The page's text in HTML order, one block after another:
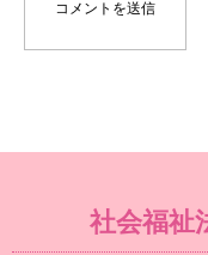
社会福祉